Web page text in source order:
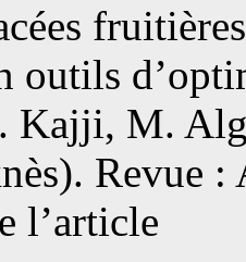
outils
Kajji, M.
Revue
l’article